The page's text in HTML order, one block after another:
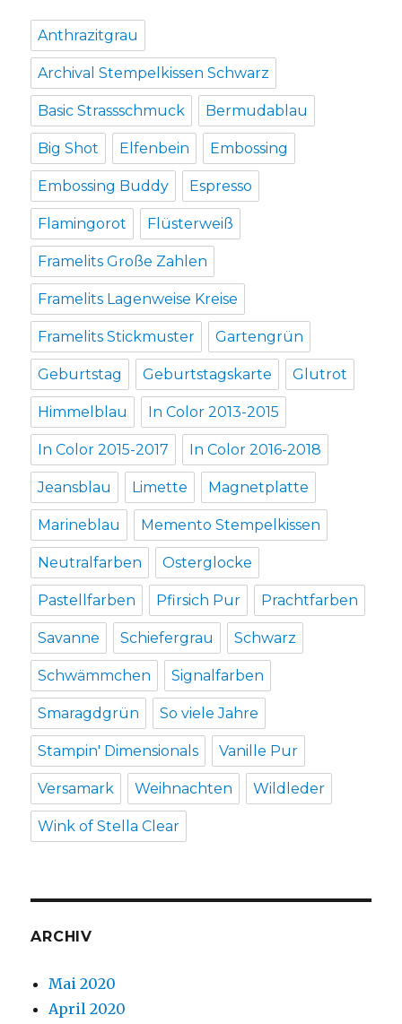
Anthrazitgrau
Archival Stempelkissen Schwarz
Basic Strassschmuck Bermudablau
Big Shot Elfenbein Embossing
Embossing Buddy Espresso
Flamingorot Flüsterweiß
Framelits Große Zahlen
Framelits Lagenweise Kreise
Framelits Stickmuster Gartengrün
Geburtstag Geburtstagskarte Glutrot
Himmelblau In Color 2013-2015
In Color 2015-2017 In Color 2016-2018
Jeansblau Limette Magnetplatte
Marineblau Memento Stempelkissen
Neutralfarben Osterglocke
Pastellfarben Pfirsich Pur Prachtfarben
Savanne Schiefergrau Schwarz
Schwämmchen Signalfarben
Smaragdgrün So viele Jahre
Stampin' Dimensionals Vanille Pur
Versamark Weihnachten Wildleder
Wink of Stella Clear
ARCHIV
Mai 2020
April 2020